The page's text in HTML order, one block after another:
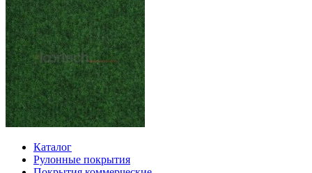
Каталог
Рулонные покрытия